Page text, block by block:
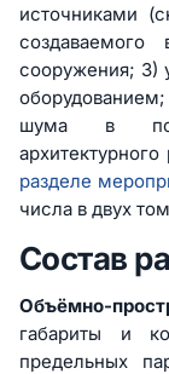
источниками
сооружения; 3)
шума в
разделе
числа в двух
Состав
Объёмно-
габариты и
предельных